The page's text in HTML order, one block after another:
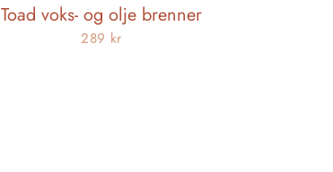
Toad voks- og olje brenner
289 kr